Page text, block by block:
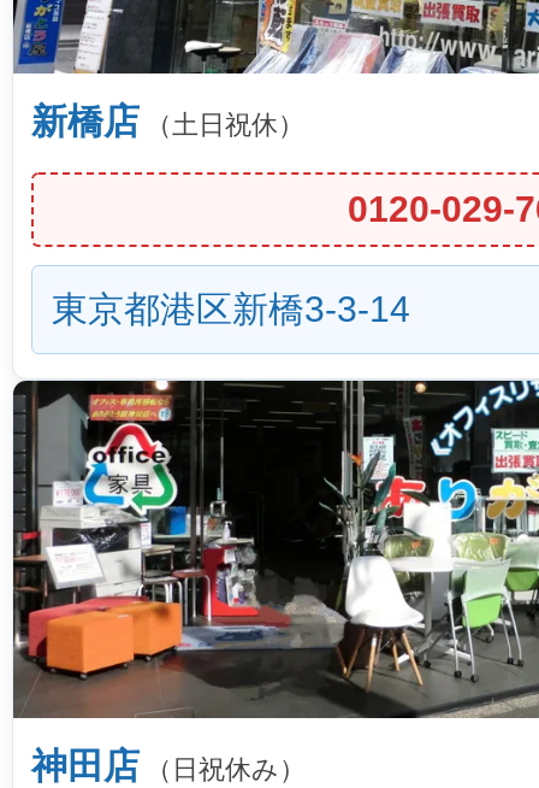
新橋店 （土日祝休）
0120-029-
東京都港区新橋3-3-14
神田店 （日祝休み）